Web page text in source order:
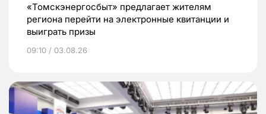
«Томскэнергосбыт» предлагает жителям
региона перейти на электронные квитанции и
выиграть призы
09:10 / 03.08.26